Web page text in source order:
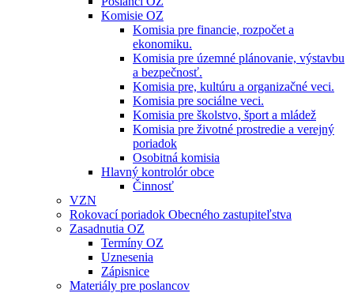
Komisie OZ
Komisia pre financie, rozpočet a
ekonomiku.
Komisia pre územné plánovanie, výstavbu
a bezpečnosť.
Komisia pre, kultúru a organizačné veci.
Komisia pre sociálne veci.
Komisia pre školstvo, šport a mládež
Komisia pre životné prostredie a verejný
poriadok
Osobitná komisia
Hlavný kontrolór obce
Činnosť
VZN
Rokovací poriadok Obecného zastupiteľstva
Zasadnutia OZ
Termíny OZ
Uznesenia
Zápisnice
Materiály pre poslancov